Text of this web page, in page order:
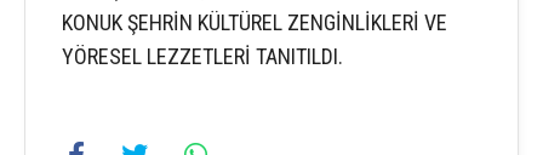
KONUK ŞEHRİN KÜLTÜREL ZENGİNLİKLERİ VE
YÖRESEL LEZZETLERİ TANITILDI.